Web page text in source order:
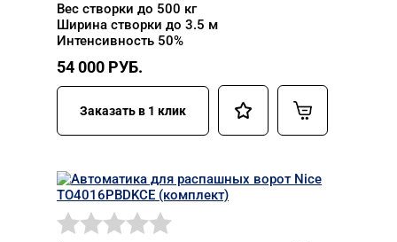
Вес створки до 500 кг
Ширина створки до 3.5 м
Интенсивность 50%
54 000 РУБ.
Заказать в 1 клик